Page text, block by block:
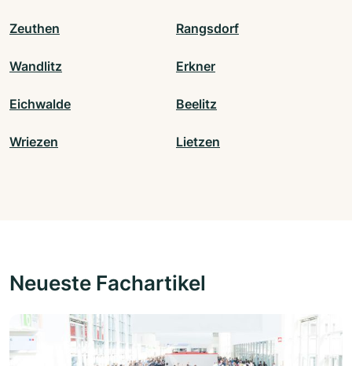
Zeuthen Rangsdorf
Wandlitz Erkner
Eichwalde Beelitz
Wriezen Lietzen
Neueste Fachartikel